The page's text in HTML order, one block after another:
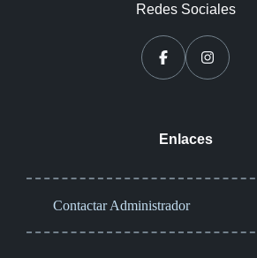
Redes Sociales
Enlaces
Contactar Administrador